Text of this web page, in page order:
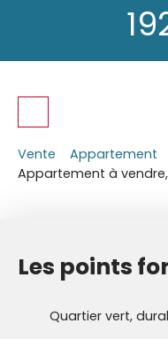
Vente Appartement
Appartement à
Les points